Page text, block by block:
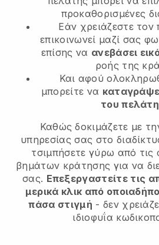
προκαθορισμένες
Εάν χρειάζεστε
επικοινωνεί μαζί σας
επίσης να ανεβάσει
ροής της
Και αφού
μπορείτε να
του
Καθώς δοκιμάζετε με
υπηρεσίας σας στο
τσιμπήσετε γύρω από τις
βημάτων κράτησης για να
σας. Επεξεργαστείτε τις
μερικά κλικ από
πάσα στιγμή - δεν
ιδιοφυΐα